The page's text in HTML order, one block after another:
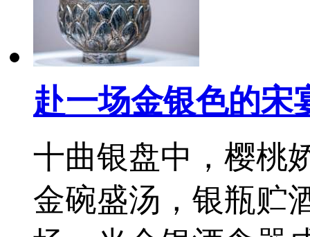
赴一场金银色的宋
十曲银盘中，樱桃
金碗盛汤，银瓶贮